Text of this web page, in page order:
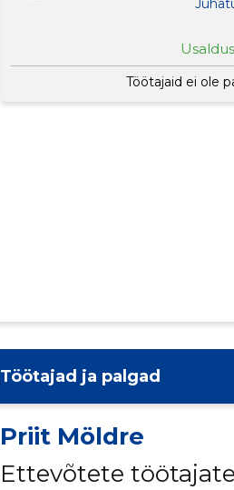
Töötajaid ei ole
Töötajad ja palgad
Priit Möldre
Ettevõtete